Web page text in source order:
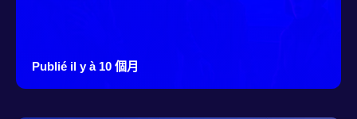
Publié il y à 10 個月